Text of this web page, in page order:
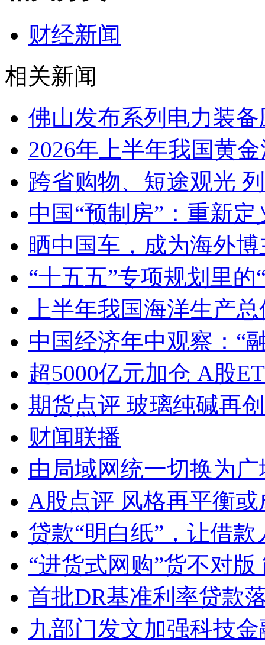
财经新闻
相关新闻
佛山发布系列电力装
2026年上半年我国黄
跨省购物、短途观光
中国“预制房”：重新
晒中国车，成为海外博
“十五五”专项规划里的
上半年我国海洋生产
中国经济年中观察：“
超5000亿元加仓 A股
期货点评 玻璃纯碱再
财闻联播
由局域网统一切换为
A股点评 风格再平衡或
贷款“明白纸”，让借款
“进货式网购”货不对
首批DR基准利率贷款
九部门发文加强科技